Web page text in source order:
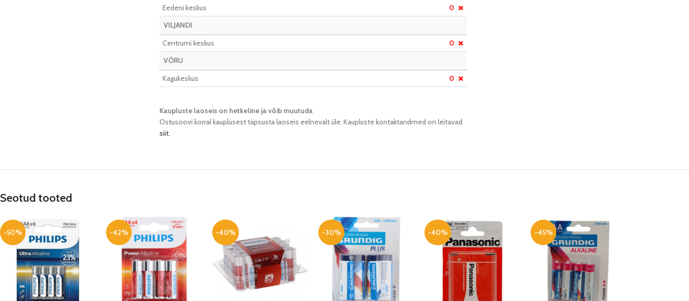
Eedeni keskus 0 ❌
VILJANDI
Centrumi keskus
0 ❌
VÕRU
Kagukeskus
0 ❌
Kaupluste laoseis on hetkeline ja võib muutuda​
Ostusoovi korral kauplusest täpsusta laoseis eelnevalt üle. Kaupluste kontaktandmed on leitavad
siit.
Seotud tooted
-50% -42% -40% -30% -40% -45%